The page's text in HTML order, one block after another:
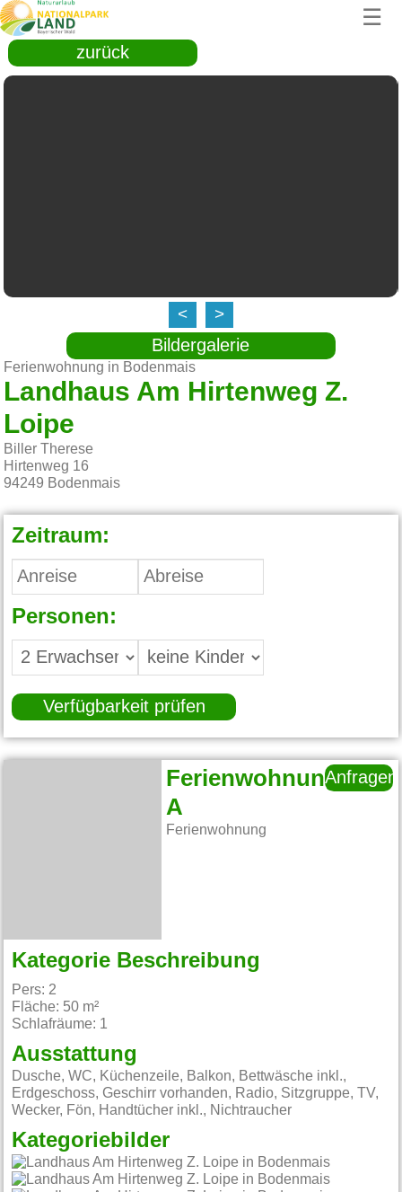
☰
zurück
< >
Bildergalerie
Ferienwohnung in Bodenmais
Landhaus Am Hirtenweg Z.
Loipe
Biller Therese
Hirtenweg 16
94249 Bodenmais
Zeitraum:
Personen:
Verfügbarkeit prüfen
Ferienwohnung
A
Ferienwohnung
Anfragen
Kategorie Beschreibung
Pers: 2
Fläche: 50 m²
Schlafräume: 1
Ausstattung
Dusche, WC, Küchenzeile, Balkon, Bettwäsche inkl.,
Erdgeschoss, Geschirr vorhanden, Radio, Sitzgruppe, TV,
Wecker, Fön, Handtücher inkl., Nichtraucher
Kategoriebilder